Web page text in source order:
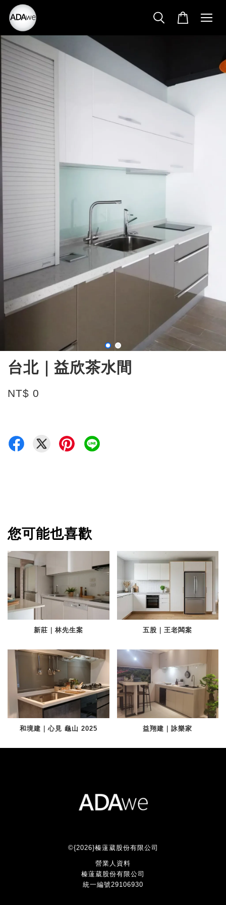
台北｜益欣茶水間
NT$ 0
您可能也喜歡
新莊｜林先生案 五股｜王老闆案
和境建｜心見 龜山 2025 益翔建｜詠樂家
©{2026}榛薘葳股份有限公司
營業人資料
榛薘葳股份有限公司
統一編號29106930